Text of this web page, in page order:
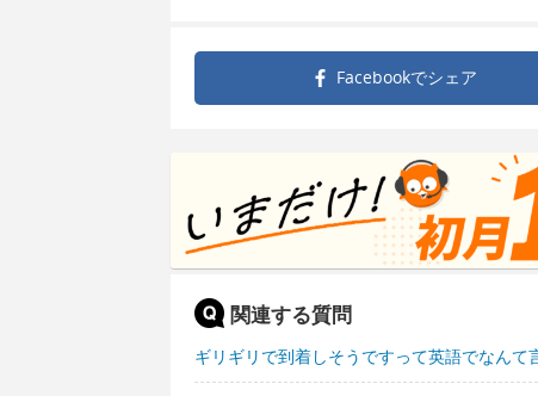
Facebookでシェア
関連する質問
ギリギリで到着しそうですって英語でなんて